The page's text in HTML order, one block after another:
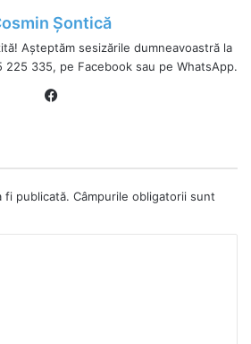
Șontică
Așteptăm sesizările dumneavoastră la
335, pe Facebook sau pe WhatsApp.
fi publicată. Câmpurile obligatorii sunt